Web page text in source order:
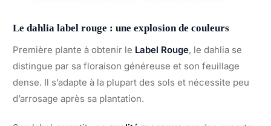
Le dahlia label rouge : une explosion de couleurs
Première plante à obtenir le Label Rouge, le dahlia se
distingue par sa floraison généreuse et son feuillage
dense. Il s’adapte à la plupart des sols et nécessite peu
d’arrosage après sa plantation.